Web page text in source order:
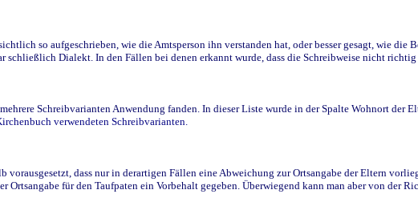
so aufgeschrieben, wie die Amtsperson ihn verstanden hat, oder besser gesagt, wie die
schließlich Dialekt. In den Fällen bei denen erkannt wurde, dass die Schreibweise nicht
Schreibvarianten Anwendung fanden. In dieser Liste wurde in der Spalte Wohnort der
verwendeten Schreibvarianten.
dass nur in derartigen Fällen eine Abweichung zur Ortsangabe der Eltern
für den Taufpaten ein Vorbehalt gegeben. Überwiegend kann man aber von der